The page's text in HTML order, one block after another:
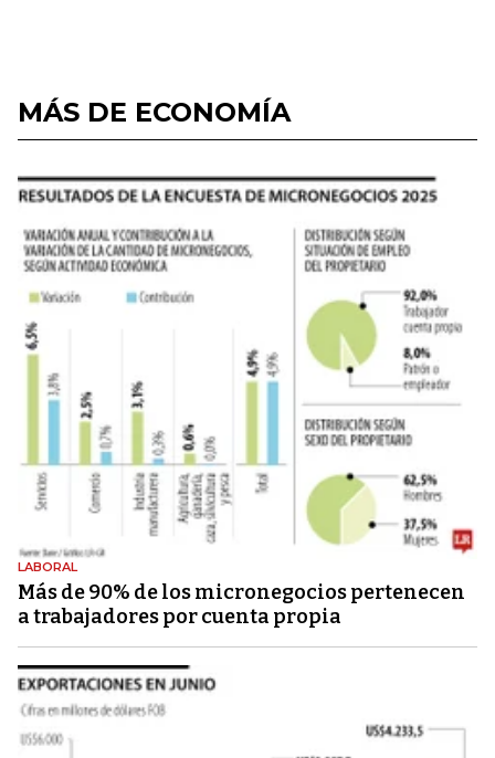
MÁS DE ECONOMÍA
LABORAL
Más de 90% de los micronegocios pertenecen
a trabajadores por cuenta propia